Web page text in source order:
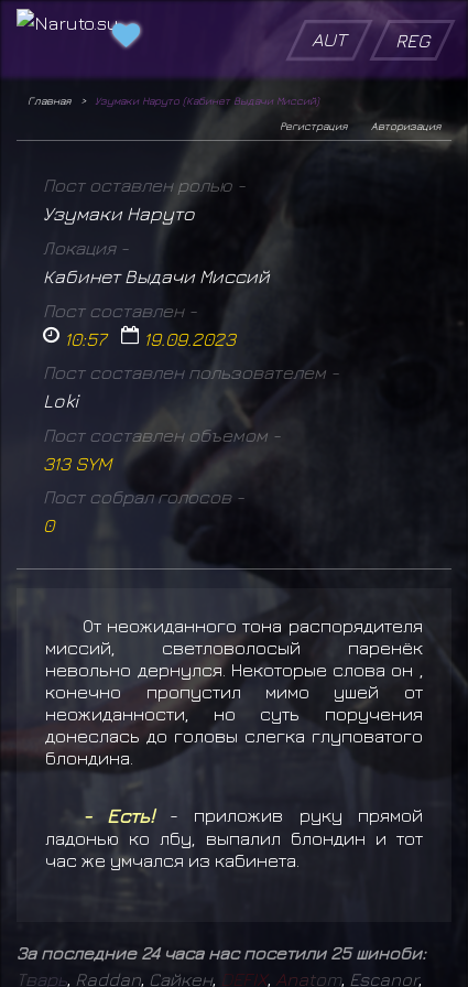
AUT REG
Главная
Узумаки Наруто (Кабинет Выдачи Миссий)
Авторизация
Регистрация
Пост оставлен ролью -
Узумаки Наруто
Локация -
Кабинет Выдачи Миссий
Пост составлен -
10:57 19.09.2023
Пост составлен пользователем -
Loki
Пост составлен объемом -
313 SYM
Пост собрал голосов -
0
От неожиданного тона распорядителя
миссий, светловолосый паренёк
невольно дернулся. Некоторые слова он ,
конечно пропустил мимо ушей от
неожиданности, но суть поручения
донеслась до головы слегка глуповатого
блондина.
- Есть!
- приложив руку прямой
ладонью ко лбу, выпалил блондин и тот
час же умчался из кабинета.
За последние 24 часа нас посетили 25 шиноби:
Тварь Raddan Сайкен, DEFIX, Anatom Escanor,